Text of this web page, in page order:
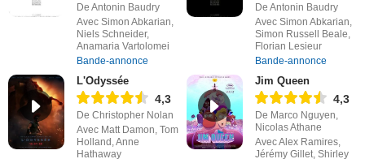
De Antonin Baudry
Avec Simon Abkarian,
Niels Schneider,
Anamaria Vartolomei
Bande-annonce
De Antonin Baudry
Avec Simon Abkarian,
Simon Russell Beale,
Florian Lesieur
Bande-annonce
L'Odyssée
4,3
De Christopher Nolan
Avec Matt Damon, Tom
Holland, Anne
Hathaway
Jim Queen
4,3
De Marco Nguyen,
Nicolas Athane
Avec Alex Ramires,
Jérémy Gillet, Shirley